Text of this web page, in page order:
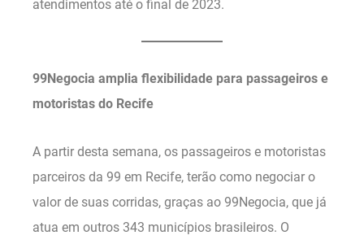
atendimentos até o final de 2023.
99Negocia amplia flexibilidade para passageiros e
motoristas do Recife
A partir desta semana, os passageiros e motoristas
parceiros da 99 em Recife, terão como negociar o
valor de suas corridas, graças ao 99Negocia, que já
atua em outros 343 municípios brasileiros. O